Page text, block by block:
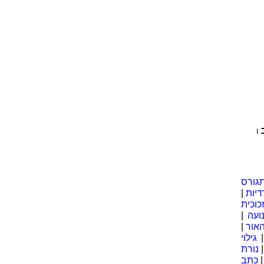
מנסה להתגבר על גזרות הספר הלבן | שואת יהודי
|
זכוכית
גילוי
נורת
כתב